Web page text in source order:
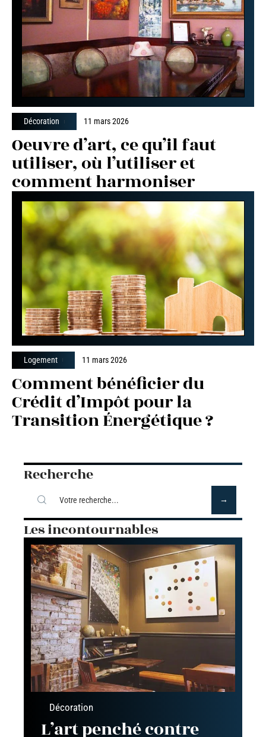
Décoration 11 mars 2026
Oeuvre d’art, ce qu’il faut
utiliser, où l’utiliser et
comment harmoniser
Logement 11 mars 2026
Comment bénéficier du
Crédit d’Impôt pour la
Transition Énergétique ?
Recherche
Les incontournables
Décoration
L’art penché contre